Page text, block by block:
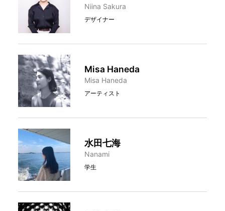
Niina Sakura
デザイナー
Misa Haneda
Misa Haneda
アーティスト
水田七海
Nanami
学生